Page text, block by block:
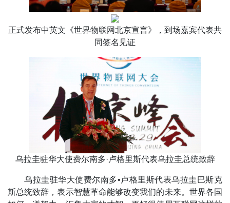
正式发布中英文《世界物联网北京宣言》，到场嘉宾代表共
同签名见证
乌拉圭驻华大使费尔南多·卢格里斯代表乌拉圭总统致辞
乌拉圭驻华大使费尔南多•卢格里斯代表乌拉圭巴斯克
斯总统致辞，表示智慧革命能够改变我们的未来。世界各国